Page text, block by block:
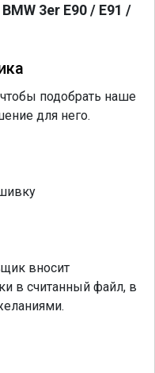
3er E90 / E91 /
подобрать наше
для него.
вносит
в считанный файл, в